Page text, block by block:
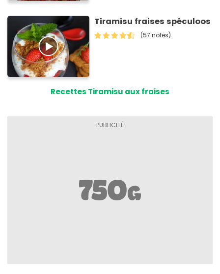
Tiramisu fraises spéculoos
(57 notes)
Recettes Tiramisu aux fraises